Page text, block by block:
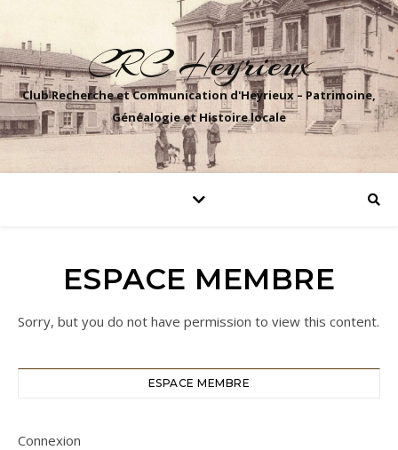
CRC Heyrieux
Club Recherche et Communication d'Heyrieux – Patrimoine,
Généalogie et Histoire locale
ESPACE MEMBRE
Sorry, but you do not have permission to view this content.
ESPACE MEMBRE
Connexion